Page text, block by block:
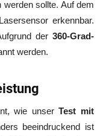
sollte. Auf dem
erkennbar.
der 360-Grad-
werden.
wie unserTest mit
beeindruckend ist